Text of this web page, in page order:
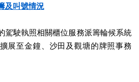
及叫號情況
駕駛執照相關櫃位服務派籌輪候系統
展至金鐘、沙田及觀塘的牌照事務